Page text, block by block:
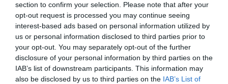
section to confirm your selection. Please note that after your
opt-out request is processed you may continue seeing
interest-based ads based on personal information utilized by
us or personal information disclosed to third parties prior to
your opt-out. You may separately opt-out of the further
disclosure of your personal information by third parties on the
IAB’s list of downstream participants. This information may
also be disclosed by us to third parties on the IAB’s List of
Índex2P
FC Barcelona
Compartir
Imprimir